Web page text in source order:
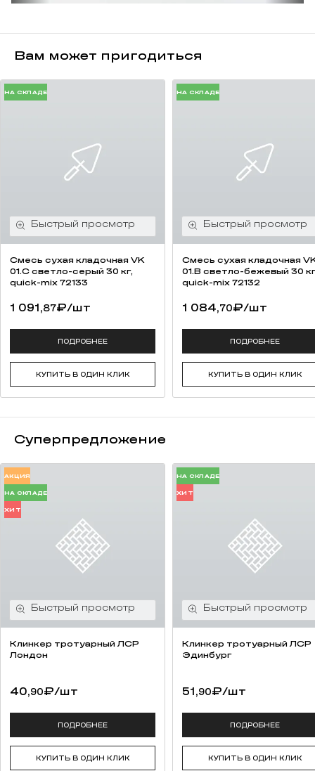
Вам может пригодиться
НА СКЛАДЕ
Смесь cухая кладочная VK
01.C светло-серый 30 кг,
quick-mix 72133
1 091,87₽/шт
ПОДРОБНЕЕ
КУПИТЬ В ОДИН КЛИК
НА СКЛАДЕ
Смесь cухая кладочная
01.B светло-бежевый 30
quick-mix 72132
1 084,70₽/шт
ПОДРОБНЕЕ
КУПИТЬ В ОДИН КЛИК
Суперпредложение
АКЦИЯ
НА СКЛАДЕ
ХИТ
Клинкер тротуарный ЛСР
Лондон
40,90₽/шт
ПОДРОБНЕЕ
КУПИТЬ В ОДИН КЛИК
НА СКЛАДЕ
ХИТ
Клинкер тротуарный ЛСР
Эдинбург
51,90₽/шт
ПОДРОБНЕЕ
КУПИТЬ В ОДИН КЛИК